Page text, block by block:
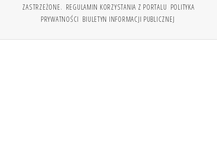
ZASTRZEŻONE. REGULAMIN KORZYSTANIA Z PORTALU POLITYKA
PRYWATNOŚCI BIULETYN INFORMACJI PUBLICZNEJ